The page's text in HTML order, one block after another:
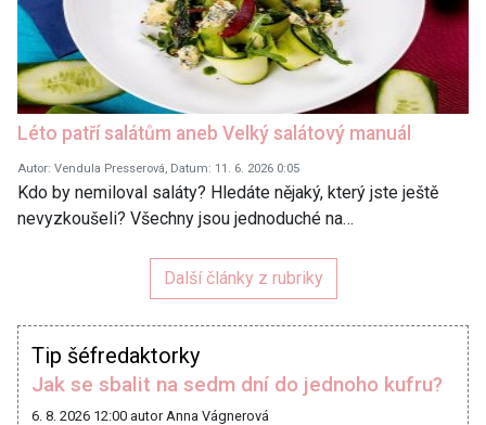
Léto patří salátům aneb Velký salátový manuál
Autor: Vendula Presserová, Datum: 11. 6. 2026 0:05
Kdo by nemiloval saláty? Hledáte nějaký, který jste ještě
nevyzkoušeli? Všechny jsou jednoduché na…
Další články z rubriky
Tip šéfredaktorky
Jak se sbalit na sedm dní do jednoho kufru?
6. 8. 2026 12:00 autor Anna Vágnerová